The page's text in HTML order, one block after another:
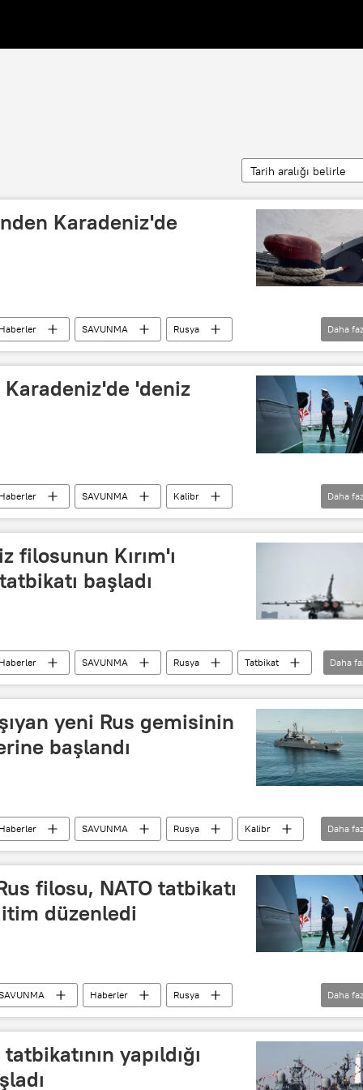
Tarih aralığı belirle
Karadeniz'de
Haberler SAVUNMA
Rusya
Simülasyon
Amiral Makarov fırkateyni
Daha
'deniz
Haberler SAVUNMA
Kalibr
Rusya
Daha
filosunun Kırım'ı
başladı
Haberler SAVUNMA Rusya
Tatbikat
Daha
yeni Rus gemisinin
başlandı
Haberler SAVUNMA Rusya
Kalibr
Test
Daha
filosu, NATO tatbikatı
düzenledi
Haberler
Rusya
R-60 Suzdalets
askeri eğitim
Daha
yapıldığı